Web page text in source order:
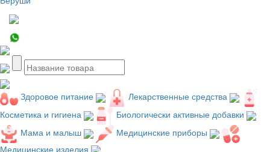
Здоровое питание
Лекарственные средства
Косметика и гигиена
Биологически активные добавки
Мама и малыш
Медицинские приборы
Медицинские изделия